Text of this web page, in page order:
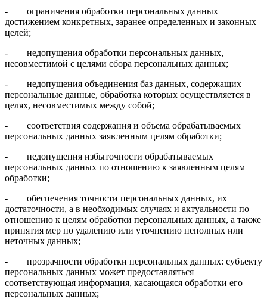
- ограничения обработки персональных данных
достижением конкретных, заранее определенных и законных
целей;
- недопущения обработки персональных данных,
несовместимой с целями сбора персональных данных;
- недопущения объединения баз данных, содержащих
персональные данные, обработка которых осуществляется в
целях, несовместимых между собой;
- соответствия содержания и объема обрабатываемых
персональных данных заявленным целям обработки;
- недопущения избыточности обрабатываемых
персональных данных по отношению к заявленным целям
обработки;
- обеспечения точности персональных данных, их
достаточности, а в необходимых случаях и актуальности по
отношению к целям обработки персональных данных, а также
принятия мер по удалению или уточнению неполных или
неточных данных;
- прозрачности обработки персональных данных: субъекту
персональных данных может предоставляться
соответствующая информация, касающаяся обработки его
персональных данных;